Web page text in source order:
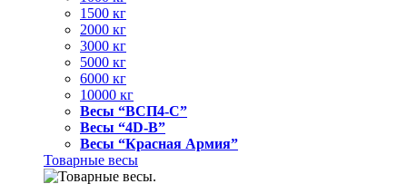
1500 кг
2000 кг
3000 кг
5000 кг
6000 кг
10000 кг
Весы “ВСП4-С”
Весы “4D-В”
Весы “Красная Армия”
Товарные весы